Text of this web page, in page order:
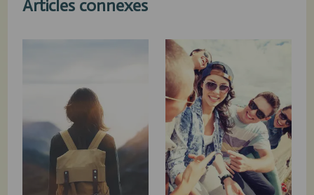
Articles connexes